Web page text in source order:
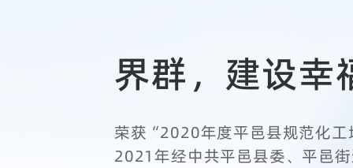
界群，建设幸
荣获“2020年度平邑县规范化
2021年经中共平邑县委、平邑